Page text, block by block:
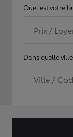
Quel est votre
Prix /
Dans quelle ville
Ville /